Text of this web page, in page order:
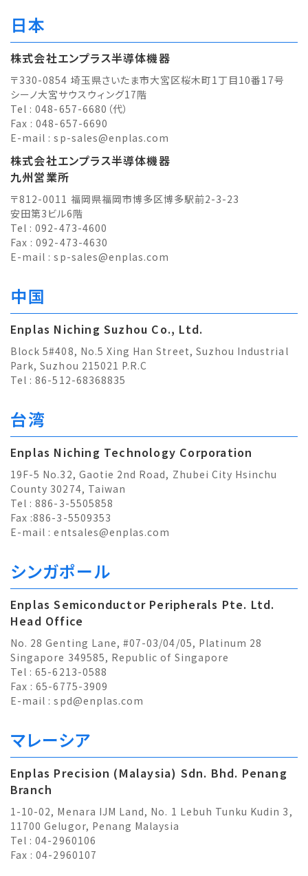
日本
株式会社エンプラス半導体機器
〒330-0854 埼玉県さいたま市大宮区桜木町1丁目10番17号
シーノ大宮サウスウィング17階
Tel : 048-657-6680（代）
Fax : 048-657-6690
E-mail :sp-sales@enplas.com
株式会社エンプラス半導体機器
九州営業所
〒812-0011 福岡県福岡市博多区博多駅前2-3-23
安田第3ビル6階
Tel : 092-473-4600
Fax : 092-473-4630
E-mail :sp-sales@enplas.com
中国
Enplas Niching Suzhou Co., Ltd.
Block 5#408, No.5 Xing Han Street, Suzhou Industrial
Park, Suzhou 215021 P.R.C
Tel : 86-512-68368835
台湾
Enplas Niching Technology Corporation
19F-5 No.32, Gaotie 2nd Road, Zhubei City Hsinchu
County 30274, Taiwan
Tel : 886-3-5505858
Fax :886-3-5509353
E-mail :entsales@enplas.com
シンガポール
Enplas Semiconductor Peripherals Pte. Ltd.
Head Office
No. 28 Genting Lane, #07-03/04/05, Platinum 28
Singapore 349585, Republic of Singapore
Tel : 65-6213-0588
Fax : 65-6775-3909
E-mail :spd@enplas.com
マレーシア
Enplas Precision (Malaysia) Sdn. Bhd. Penang
Branch
1-10-02, Menara IJM Land, No. 1 Lebuh Tunku Kudin 3,
11700 Gelugor, Penang Malaysia
Tel : 04-2960106
Fax : 04-2960107